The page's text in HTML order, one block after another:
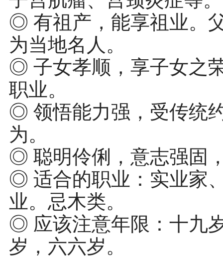
◎ 有祖产，能享祖业。
为当地名人。
◎ 子女孝顺，享子女之
职业。
◎ 领悟能力强，受传统
为。
◎ 聪明伶俐，意志强固
◎ 适合的职业：实业家
业。忌木类。
◎ 应该注意年限：十九
岁，六六岁。